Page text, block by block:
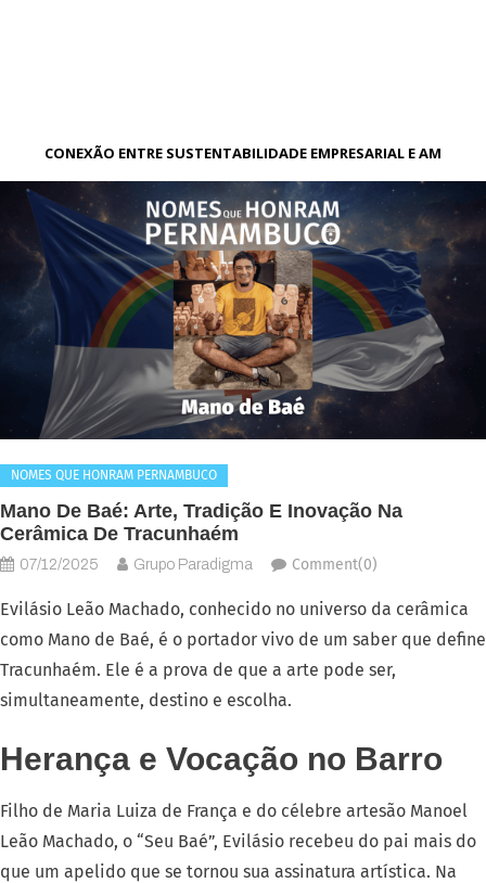
A CONEXÃO ENTRE SUSTENTABILIDADE EMPRESARIAL E
NOMES QUE HONRAM PERNAMBUCO
Mano De Baé: Arte, Tradição E Inovação Na
Cerâmica De Tracunhaém
07/12/2025 Grupo Paradigma Comment(0)
Evilásio Leão Machado, conhecido no universo da cerâmica
como Mano de Baé, é o portador vivo de um saber que define
Tracunhaém. Ele é a prova de que a arte pode ser,
simultaneamente, destino e escolha.
Herança e Vocação no Barro
Filho de Maria Luiza de França e do célebre artesão Manoel
Leão Machado, o “Seu Baé”, Evilásio recebeu do pai mais do
que um apelido que se tornou sua assinatura artística. Na